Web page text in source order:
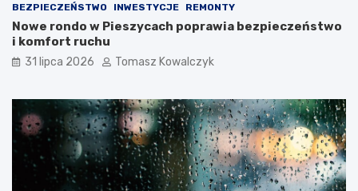
BEZPIECZEŃSTWO INWESTYCJE REMONTY
Nowe rondo w Pieszycach poprawia bezpieczeństwo
i komfort ruchu
31 lipca 2026 Tomasz Kowalczyk